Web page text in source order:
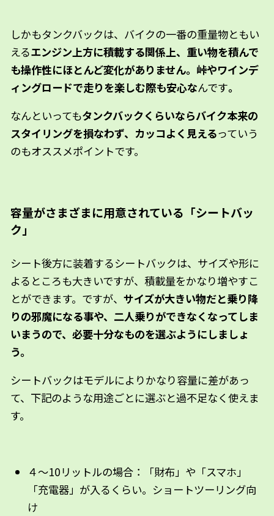
しかもタンクバックは、バイクの一番の重量物ともい
えるエンジン上方に積載する関係上、重い物を積んで
も操作性にほとんど変化がありません。峠やワインデ
ィングロードで走りを楽しむ際も安心なんです。
なんといってもタンクバックくらいならバイク本来の
スタイリングを損なわず、カッコよく見えるっていう
のもオススメポイントです。
容量がさまざまに用意されている「シートバッ
ク」
シート後方に装着するシートバックは、サイズや形に
よるところも大きいですが、積載量をかなり増やすこ
とができます。ですが、サイズが大きい物だと乗り降
りの邪魔になる事や、二人乗りができなくなってしま
いまうので、必要十分なものを選ぶようにしましょ
う。
シートバックはモデルによりかなり容量に差があっ
て、下記のような用途ごとに選ぶと過不足なく使えま
す。
４～10リットルの場合：「財布」や「スマホ」
「充電器」が入るくらい。ショートツーリング向
け